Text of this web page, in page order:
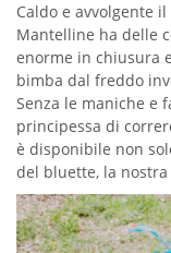
Caldo e avvolgente
Mantelline ha delle
enorme in chiusura
bimba dal freddo
Senza le maniche e
principessa di
è disponibile non
del bluette, la nostra